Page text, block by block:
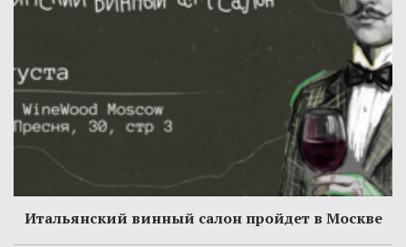
Итальянский винный салон пройдет в Москве